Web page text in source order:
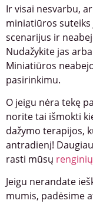
Ir visai nesvarbu,
miniatiūros suteiks
scenarijus ir
Nudažykite jas
Miniatiūros
pasirinkimu.
O jeigu nėra tekę
norite tai išmokti
dažymo terapijos,
antradienį!
rasti mūsų
Jeigu nerandate
mumis, padėsime